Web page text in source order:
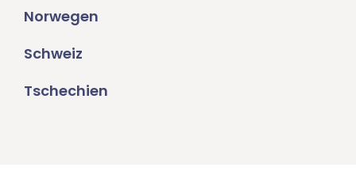
Norwegen
Schweiz
Tschechien